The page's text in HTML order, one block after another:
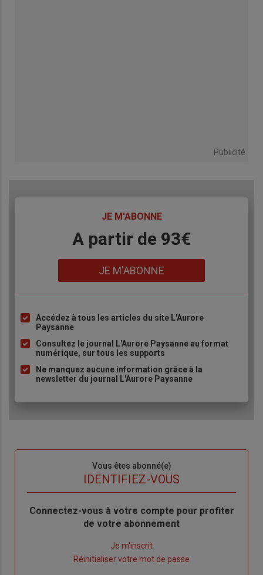
Publicité
JE M'ABONNE
A partir de 93€
JE M'ABONNE
Liste
puce
Accédez à tous les articles du site L'Aurore
Paysanne
Consultez le journal L'Aurore Paysanne au format
numérique, sur tous les supports
Ne manquez aucune information grâce à la
newsletter du journal L'Aurore Paysanne
Vous êtes abonné(e)
IDENTIFIEZ-VOUS
Body
Connectez-vous à votre compte pour profiter
de votre abonnement
Je m'inscrit
Réinitialiser votre mot de passe